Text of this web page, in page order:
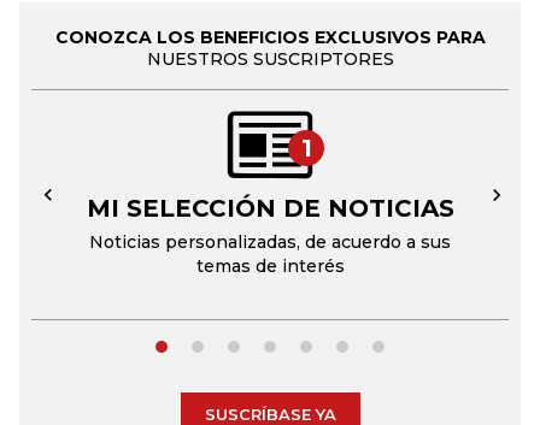
CONOZCA LOS BENEFICIOS EXCLUSIVOS PARA
NUESTROS SUSCRIPTORES
1
MI SELECCIÓN DE NOTICIAS
Noticias personalizadas, de acuerdo a sus
temas de interés
← →
SUSCRÍBASE YA